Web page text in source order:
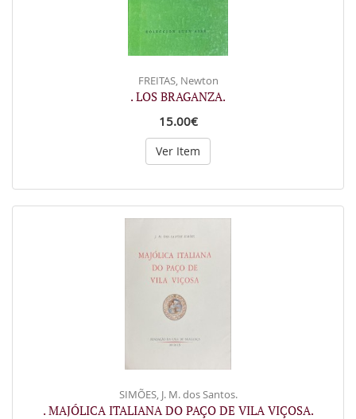
FREITAS, Newton
. LOS BRAGANZA.
15.00€
Ver Item
SIMÕES, J. M. dos Santos.
. MAJÓLICA ITALIANA DO PAÇO DE VILA VIÇOSA.